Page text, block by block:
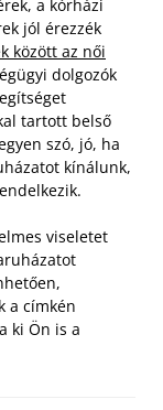
a kórházi
jól érezzék
között az női
dolgozók
tartott belső
szó, jó, ha
kínálunk,
viseletet
a címkén
ki Ön is a